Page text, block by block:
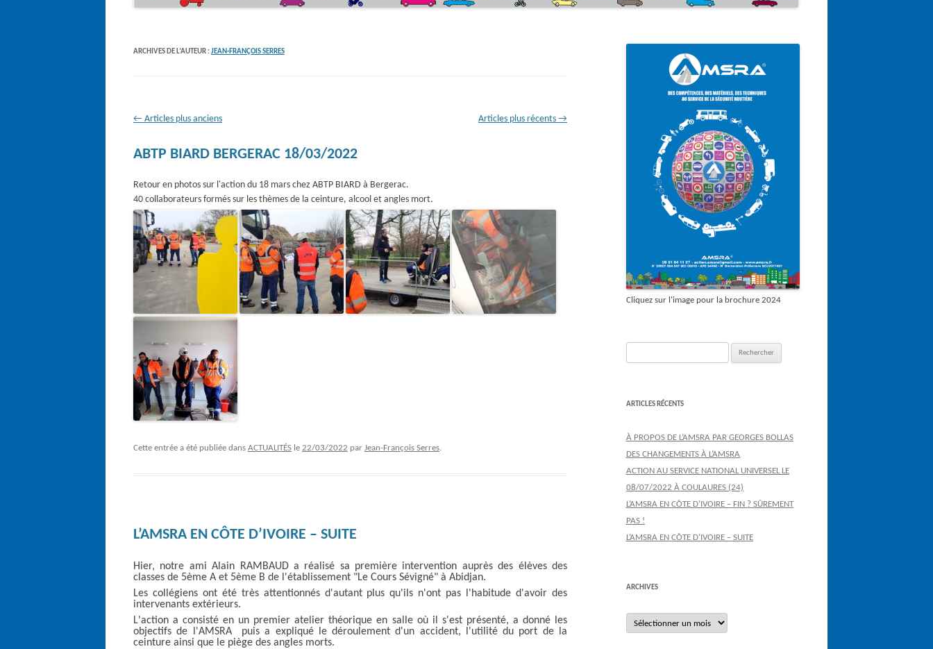
ARCHIVES DE L’AUTEUR :JEAN-FRANÇOIS SERRES
Navigation
articles
← Articles plus anciens Articles plus récents →
ABTP BIARD BERGERAC 18/03/2022
Retour en photos sur l'action du 18 mars chez ABTP BIARD à Bergerac.
40 collaborateurs formés sur les thèmes de la ceinture, alcool et angles mort.
Cette entrée a été publiée dans ACTUALITÉS le 22/03/2022 par Jean-François Serres.
L’AMSRA EN CÔTE D’IVOIRE – SUITE
Hier, notre ami Alain RAMBAUD a réalisé sa première intervention auprès des élèves des
classes de 5ème A et 5ème B de l'établissement "Le Cours Sévigné" à Abidjan.
Les collégiens ont été très attentionnés d'autant plus qu'ils n'ont pas l'habitude d'avoir des
intervenants extérieurs.
L'action a consisté en un premier atelier théorique en salle où il s'est présenté, a donné les
objectifs de l'AMSRA puis a expliqué le déroulement d'un accident, l'utilité du port de la
ceinture ainsi que le piège des angles morts.
Cliquez sur l'image pour la brochure 2024
ARTICLES RÉCENTS
À PROPOS DE L’AMSRA PAR GEORGES BOLLAS
DES CHANGEMENTS À L’AMSRA
ACTION AU SERVICE NATIONAL UNIVERSEL LE
08/07/2022 À COULAURES (24)
L’AMSRA EN CÔTE D’IVOIRE – FIN ? SÛREMENT
PAS !
L’AMSRA EN CÔTE D’IVOIRE – SUITE
ARCHIVES
Archives